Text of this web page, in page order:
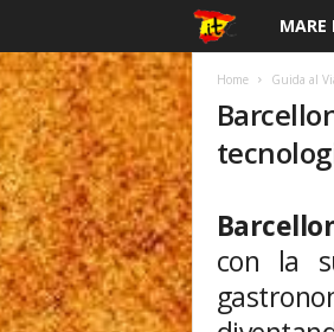
p
a
n
a
MARE
Home Guida al
con la